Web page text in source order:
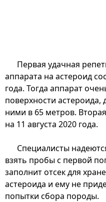
Первая удачная
аппарата на астероид
года. Тогда аппарат
поверхности астероида,
ними в 65 метров.
на 11 августа 2020 года.
Специалисты
взять пробы с первой
заполнит отсек для
астероида и ему не
попытки сбора породы.